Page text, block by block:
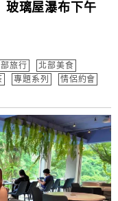
玻璃屋瀑布下午
旅行
北部美食
專題系列
情侶約會